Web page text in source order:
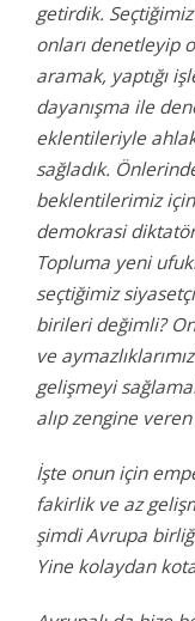
getirdik.
onları denetleyip
aramak, yaptığı
dayanışma ile
eklentileriyle ahlak
sağladık.
beklentilerimiz
demokrasi
Topluma yeni
seçtiğimiz
birileri değimli?
ve
gelişmeyi
alıp zengine
İşte onun için
fakirlik ve az
şimdi Avrupa
Yine kolaydan